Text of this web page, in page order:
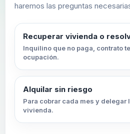
haremos las preguntas
Recuperar vivienda o
Inquilino que no paga, contrato
ocupación.
Alquilar sin riesgo
Para cobrar cada mes y delegar
vivienda.